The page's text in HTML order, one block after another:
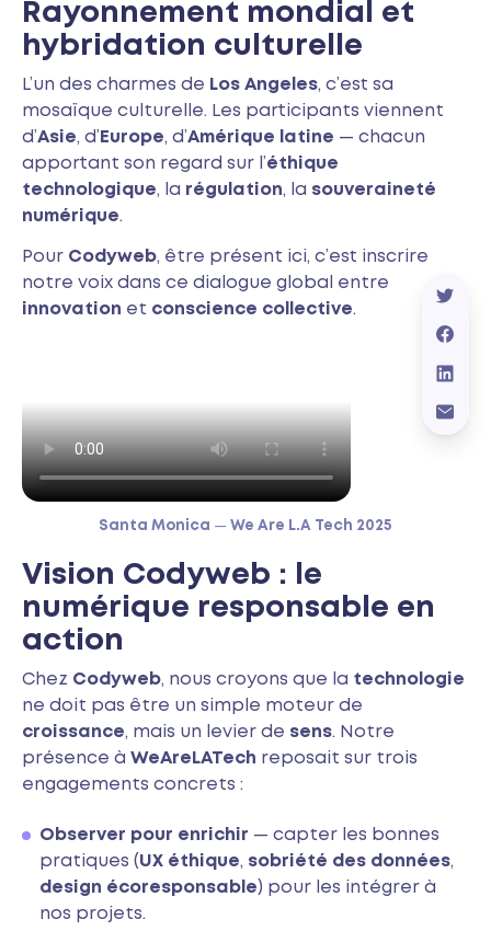
Rayonnement mondial et
hybridation culturelle
L’un des charmes de Los Angeles, c’est sa
mosaïque culturelle. Les participants viennent
d’Asie, d’ Europe, d’Amérique latine — chacun
apportant son regard sur l’éthique
technologique, la régulation, la souveraineté
numérique.
Pour Codyweb, être présent ici, c’est inscrire
notre voix dans ce dialogue global entre
innovation et conscience collective.
Santa Monica — We Are L.A Tech 2025
Vision Codyweb : le
numérique responsable en
action
Chez Codyweb, nous croyons que la technologie
ne doit pas être un simple moteur de
croissance, mais un levier de sens. Notre
présence à WeAreLATech reposait sur trois
engagements concrets :
Observer pour enrichir — capter les bonnes
pratiques (UX éthique, sobriété des données,
design écoresponsable) pour les intégrer à
nos projets.